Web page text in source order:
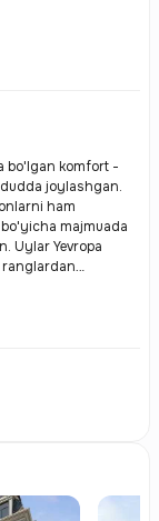
bo'lgan komfort -
joylashgan.
ham
majmuada
Uylar Yevropa
sayr qilish yoki